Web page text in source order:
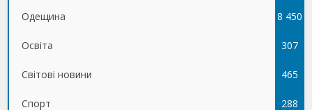
Одещина 8 450
Освіта 307
Світові новини 465
Спорт 288